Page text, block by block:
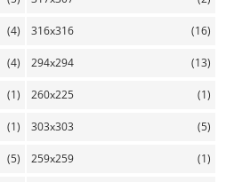
(4) 316x316 (16)
(4) 294x294 (13)
(1) 260x225 (1)
(1) 303x303 (5)
(5) 259x259 (1)